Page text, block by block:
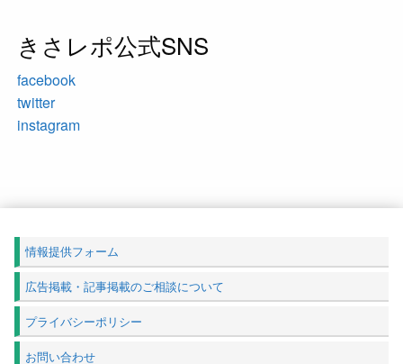
きさレポ公式SNS
facebook
twitter
instagram
情報提供フォーム
広告掲載・記事掲載のご相談について
プライバシーポリシー
お問い合わせ